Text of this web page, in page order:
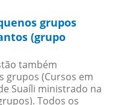
grupos
(grupo
também
grupos (Cursos em
Suaíli ministrado na
Todos os